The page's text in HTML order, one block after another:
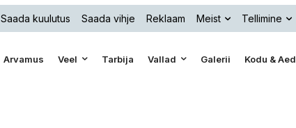
Saada kuulutus Saada vihje Reklaam Meist Tellimine
Arvamus Veel Tarbija Vallad Galerii Kodu & Aed